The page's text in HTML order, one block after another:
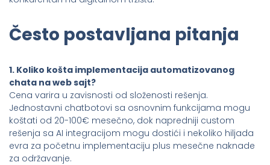
Često postavljana pitanja
1. Koliko košta implementacija automatizovanog
chata na web sajt?
Cena varira u zavisnosti od složenosti rešenja.
Jednostavni chatbotovi sa osnovnim funkcijama mogu
koštati od 20-100€ mesečno, dok napredniji custom
rešenja sa AI integracijom mogu dostići i nekoliko hiljada
evra za početnu implementaciju plus mesečne naknade
za održavanje.